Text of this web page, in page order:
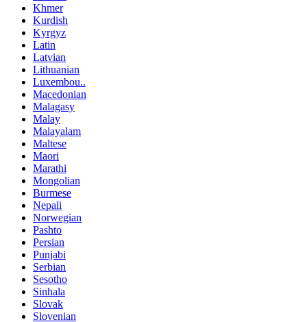
Khmer
Kurdish
Kyrgyz
Latin
Latvian
Lithuanian
Luxembou..
Macedonian
Malagasy
Malay
Malayalam
Maltese
Maori
Marathi
Mongolian
Burmese
Nepali
Norwegian
Pashto
Persian
Punjabi
Serbian
Sesotho
Sinhala
Slovak
Slovenian